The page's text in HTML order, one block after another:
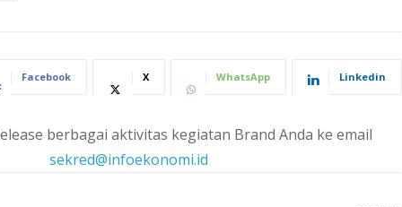
Facebook X WhatsApp Linkedin
berbagai aktivitas kegiatan Brand Anda ke email
sekred@infoekonomi.id